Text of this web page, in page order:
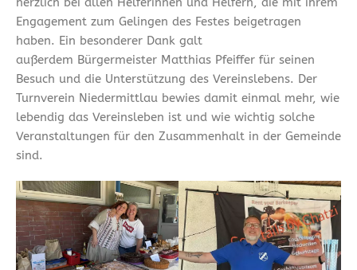
Engagement zum Gelingen des Festes beigetragen
haben. Ein besonderer Dank galt
außerdem Bürgermeister Matthias Pfeiffer für seinen
Besuch und die Unterstützung des Vereinslebens. Der
Turnverein Niedermittlau bewies damit einmal mehr, wie
lebendig das Vereinsleben ist und wie wichtig solche
Veranstaltungen für den Zusammenhalt in der Gemeinde
sind.